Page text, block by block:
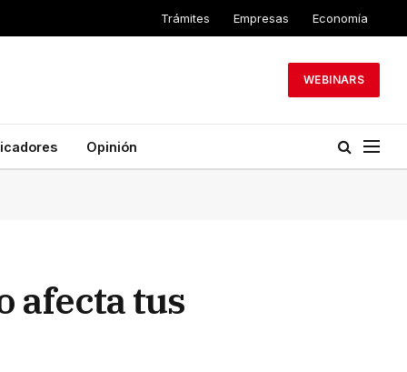
Trámites Empresas Economía
WEBINARS
Opinión
afecta tus